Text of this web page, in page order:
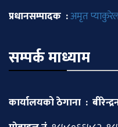
प्रधानसम्पादक :अमृत
सम्पर्क माध्याम
कार्यालयको ठेगाना :